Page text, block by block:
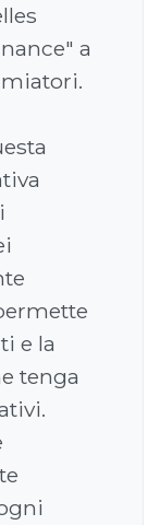
a
e la
tenga